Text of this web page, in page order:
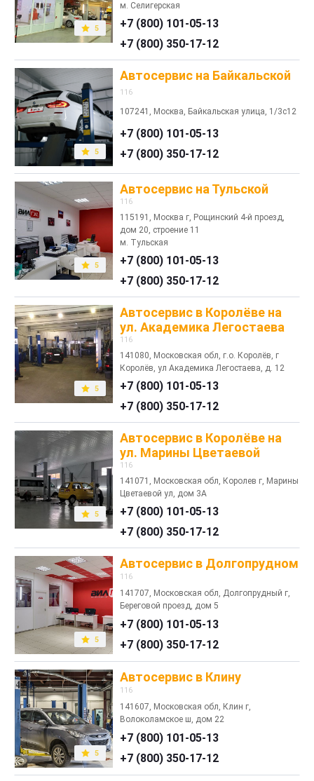
5
м. Селигерская
+7 (800) 101-05-13
+7 (800) 350-17-12
5
Автосервис на Байкальской
116
107241, Москва, Байкальская улица, 1/3с12
+7 (800) 101-05-13
+7 (800) 350-17-12
5
Автосервис на Тульской
116
115191, Москва г, Рощинский 4-й проезд,
дом 20, строение 11
м. Тульская
+7 (800) 101-05-13
+7 (800) 350-17-12
5
Автосервис в Королёве на
ул. Академика Легостаева
116
141080, Московская обл, г.о. Королёв, г
Королёв, ул Академика Легостаева, д. 12
+7 (800) 101-05-13
+7 (800) 350-17-12
5
Автосервис в Королёве на
ул. Марины Цветаевой
116
141071, Московская обл, Королев г, Марины
Цветаевой ул, дом 3А
+7 (800) 101-05-13
+7 (800) 350-17-12
5
Автосервис в Долгопрудном
116
141707, Московская обл, Долгопрудный г,
Береговой проезд, дом 5
+7 (800) 101-05-13
+7 (800) 350-17-12
5
Автосервис в Клину
116
141607, Московская обл, Клин г,
Волоколамское ш, дом 22
+7 (800) 101-05-13
+7 (800) 350-17-12